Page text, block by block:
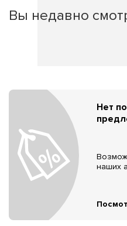
Вы недавно
Нет
наших